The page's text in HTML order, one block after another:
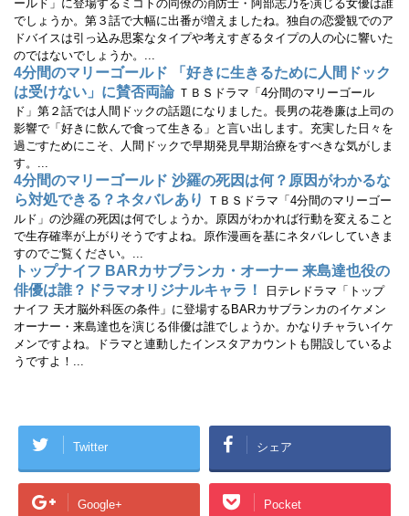
ま
す
)
ールド」に登場するミコトの同僚の消防士・阿部志乃を演じる女優は誰
でしょうか。第３話で大幅に出番が増えましたね。独自の恋愛観でのア
ドバイスは引っ込み思案なタイプや考えすぎるタイプの人の心に響いた
のではないでしょうか。...
4分間のマリーゴールド 「好きに生きるために人間ドック
は受けない」に賛否両論 ＴＢＳドラマ「4分間のマリーゴール
ド」第２話では人間ドックの話題になりました。長男の花巻廉は上司の
影響で「好きに飲んで食って生きる」と言い出します。充実した日々を
過ごすためにこそ、人間ドックで早期発見早期治療をすべきな気がしま
す。...
4分間のマリーゴールド 沙羅の死因は何？原因がわかるな
ら対処できる？ネタバレあり
ＴＢＳドラマ「4分間のマリーゴー
ルド」の沙羅の死因は何でしょうか。原因がわかれば行動を変えること
で生存確率が上がりそうですよね。原作漫画を基にネタバレしていきま
すのでご覧ください。...
トップナイフ BARカサブランカ・オーナー 来島達也役の
俳優は誰？ドラマオリジナルキャラ！
日テレドラマ「トップ
ナイフ 天才脳外科医の条件」に登場するBARカサブランカのイケメン
オーナー・来島達也を演じる俳優は誰でしょうか。かなりチャラいイケ
メンですよね。ドラマと連動したインスタアカウントも開設しているよ
うですよ！...
Twitter シェア
Google+ Pocket